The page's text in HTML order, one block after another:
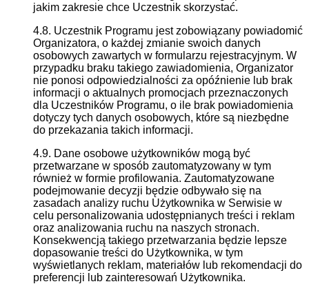
jakim zakresie chce Uczestnik skorzystać.
4.8. Uczestnik Programu jest zobowiązany powiadomić
Organizatora, o każdej zmianie swoich danych
osobowych zawartych w formularzu rejestracyjnym. W
przypadku braku takiego zawiadomienia, Organizator
nie ponosi odpowiedzialności za opóźnienie lub brak
informacji o aktualnych promocjach przeznaczonych
dla Uczestników Programu, o ile brak powiadomienia
dotyczy tych danych osobowych, które są niezbędne
do przekazania takich informacji.
4.9. Dane osobowe użytkowników mogą być
przetwarzane w sposób zautomatyzowany w tym
również w formie profilowania. Zautomatyzowane
podejmowanie decyzji będzie odbywało się na
zasadach analizy ruchu Użytkownika w Serwisie w
celu personalizowania udostępnianych treści i reklam
oraz analizowania ruchu na naszych stronach.
Konsekwencją takiego przetwarzania będzie lepsze
dopasowanie treści do Użytkownika, w tym
wyświetlanych reklam, materiałów lub rekomendacji do
preferencji lub zainteresowań Użytkownika.